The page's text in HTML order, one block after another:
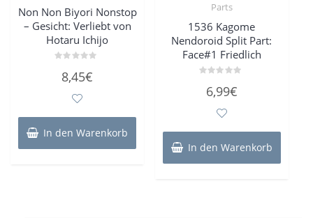
Non Non Biyori Nonstop
– Gesicht: Verliebt von
Hotaru Ichijo
mit8,45€
In den Warenkorb
Parts
1536 Kagome
Nendoroid Split Part:
Face#1 Friedlich
mit6,99€
In den Warenkorb